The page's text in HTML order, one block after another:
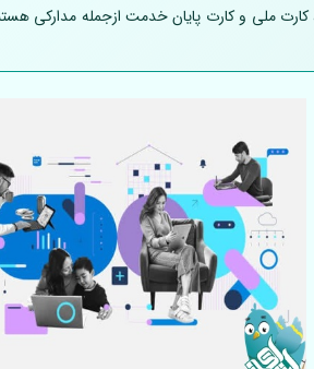
کارت ملی و کارت پایان خدمت ازجمله مدارکی